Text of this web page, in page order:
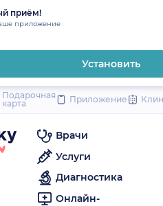
приём!
приложение
Установить
Подарочная
карта
Приложение
Врачи
Услуги
Диагностика
Онлайн-